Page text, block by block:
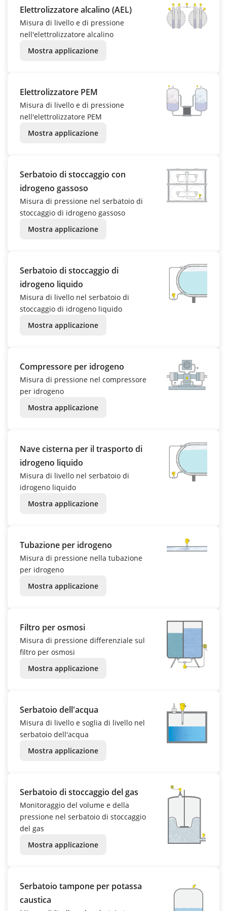
Elettrolizzatore alcalino (AEL)
Misura di livello e di pressione
nell'elettrolizzatore alcalino
Mostra applicazione
Elettrolizzatore PEM
Misura di livello e di pressione
nell'elettrolizzatore PEM
Mostra applicazione
Serbatoio di stoccaggio con
idrogeno gassoso
Misura di pressione nel serbatoio di
stoccaggio di idrogeno gassoso
Mostra applicazione
Serbatoio di stoccaggio di
idrogeno liquido
Misura di livello nel serbatoio di
stoccaggio di idrogeno liquido
Mostra applicazione
Compressore per idrogeno
Misura di pressione nel compressore
per idrogeno
Mostra applicazione
Nave cisterna per il trasporto di
idrogeno liquido
Misura di livello nel serbatoio di
idrogeno liquido
Mostra applicazione
Tubazione per idrogeno
Misura di pressione nella tubazione
per idrogeno
Mostra applicazione
Filtro per osmosi
Misura di pressione differenziale sul
filtro per osmosi
Mostra applicazione
Serbatoio dell'acqua
Misura di livello e soglia di livello nel
serbatoio dell'acqua
Mostra applicazione
Serbatoio di stoccaggio del gas
Monitoraggio del volume e della
pressione nel serbatoio di stoccaggio
del gas
Mostra applicazione
Serbatoio tampone per potassa
caustica